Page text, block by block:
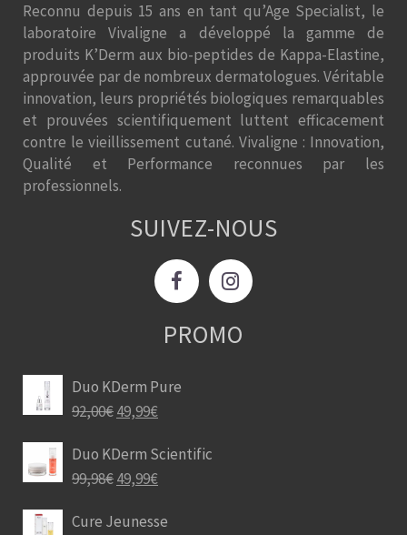
Reconnu depuis 15 ans en tant qu’Age Specialist, le
laboratoire Vivaligne a développé la gamme de
produits K’Derm aux bio-peptides de Kappa-Elastine,
approuvée par de nombreux dermatologues. Véritable
innovation, leurs propriétés biologiques remarquables
et prouvées scientifiquement luttent efficacement
contre le vieillissement cutané. Vivaligne : Innovation,
Qualité et Performance reconnues par les
professionnels.
SUIVEZ-NOUS
PROMO
Duo KDerm Pure
92,00€49,99€
Duo KDerm Scientific
99,98€49,99€
Cure Jeunesse